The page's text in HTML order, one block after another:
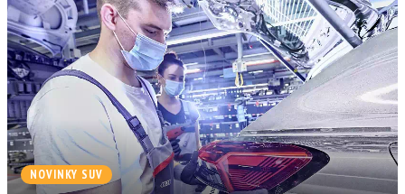
NOVINKY SUV